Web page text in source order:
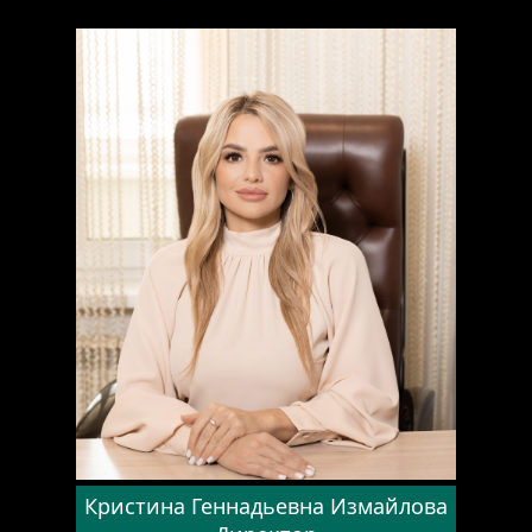
Кристина Геннадьевна Измайлова